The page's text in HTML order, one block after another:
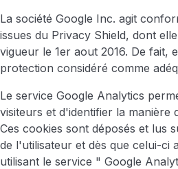
La société Google Inc. agit
issues du Privacy Shield, dont
vigueur le 1er aout 2016. De fait,
protection considéré comme
Le service Google Analytics
visiteurs et d'identifier la manière
Ces cookies sont déposés et lus
de l'utilisateur et dès que celui-ci
utilisant le service " Google